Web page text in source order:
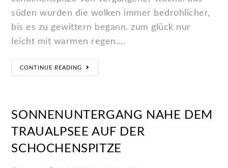
süden wurden die wolken immer bedrohlicher,
bis es zu gewittern begann. zum glück nur
leicht mit warmen regen.…
CONTINUE READING
SONNENUNTERGANG NAHE DEM
TRAUALPSEE AUF DER
SCHOCHENSPITZE